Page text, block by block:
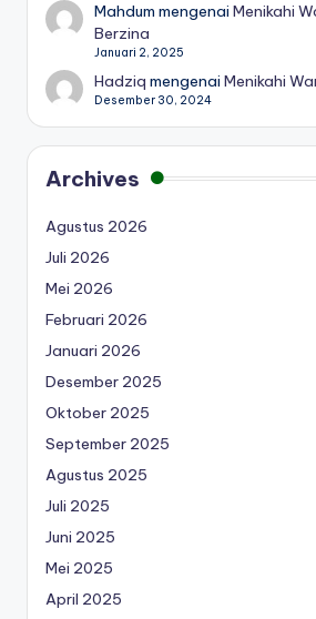
Mahdum mengenaiMenikahi
Berzina
Januari 2, 2025
Hadziq mengenaiMenikahi
Desember 30, 2024
Archives
Agustus 2026
Juli 2026
Mei 2026
Februari 2026
Januari 2026
Desember 2025
Oktober 2025
September 2025
Agustus 2025
Juli 2025
Juni 2025
Mei 2025
April 2025